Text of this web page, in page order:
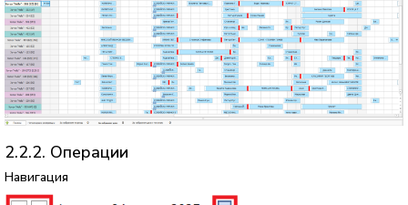
2.2.2. Операции
Навигация